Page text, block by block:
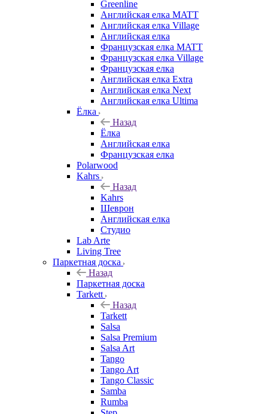
Greenline
Английская елка MATT
Английская елка Village
Английская елка
Французская елка MATT
Французская елка Village
Французская елка
Английская елка Extra
Английская елка Next
Английская елка Ultima
Ёлка
Назад
Ёлка
Английская елка
Французская елка
Polarwood
Kahrs
Назад
Kahrs
Шеврон
Английская елка
Студио
Lab Arte
Living Tree
Паркетная доска
Назад
Паркетная доска
Tarkett
Назад
Tarkett
Salsa
Salsa Premium
Salsa Art
Tango
Tango Art
Tango Classic
Samba
Rumba